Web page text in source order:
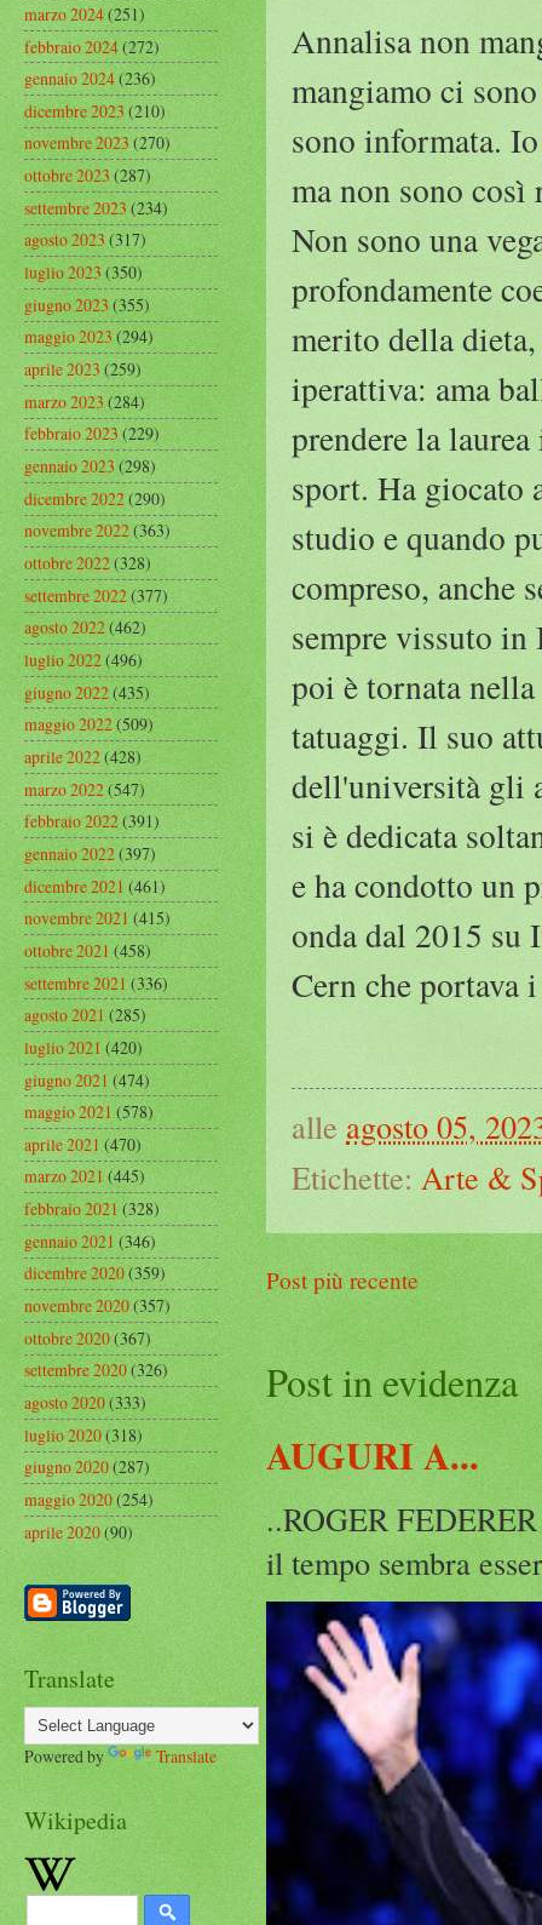
Annalisa non
mangiamo ci
sono informata.
ma non sono
Non sono una
profondamente
merito della
iperattiva: ama
prendere la
sport. Ha giocato
studio e quando
compreso, anche
sempre vissuto
poi è tornata
tatuaggi. Il suo
dell'università gli
si è dedicata
e ha condotto un
onda dal 2015
Cern che portava
alle agosto 05,
Etichette: Arte &
Post più recente
Post in evidenza
AUGURI A...
..ROGER
il tempo sembra
marzo 2024(251)
febbraio 2024(272)
gennaio 2024(236)
dicembre 2023(210)
novembre 2023(270)
ottobre 2023(287)
settembre 2023(234)
agosto 2023(317)
luglio 2023(350)
giugno 2023(355)
maggio 2023(294)
aprile 2023(259)
marzo 2023(284)
febbraio 2023(229)
gennaio 2023(298)
dicembre 2022(290)
novembre 2022(363)
ottobre 2022(328)
settembre 2022(377)
agosto 2022(462)
luglio 2022(496)
giugno 2022(435)
maggio 2022(509)
aprile 2022(428)
marzo 2022(547)
febbraio 2022(391)
gennaio 2022(397)
dicembre 2021(461)
novembre 2021(415)
ottobre 2021(458)
settembre 2021(336)
agosto 2021(285)
luglio 2021(420)
giugno 2021(474)
maggio 2021(578)
aprile 2021(470)
marzo 2021(445)
febbraio 2021(328)
gennaio 2021(346)
dicembre 2020(359)
novembre 2020(357)
ottobre 2020(367)
settembre 2020(326)
agosto 2020(333)
luglio 2020(318)
giugno 2020(287)
maggio 2020(254)
aprile 2020(90)
Translate
Powered by Translate
Wikipedia